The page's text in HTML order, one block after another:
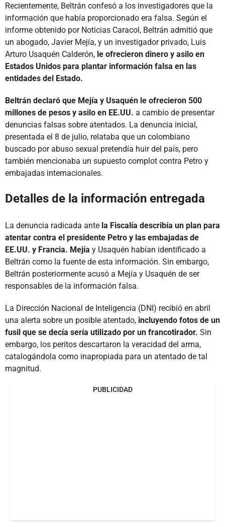
Recientemente, Beltrán confesó a los investigadores que la
información que había proporcionado era falsa. Según el
informe obtenido por Noticias Caracol, Beltrán admitió que
un abogado, Javier Mejía, y un investigador privado, Luis
Arturo Usaquén Calderón, le ofrecieron dinero y asilo en
Estados Unidos para plantar información falsa en las
entidades del Estado.
Beltrán declaró que Mejía y Usaquén le ofrecieron 500
millones de pesos y asilo en EE.UU. a cambio de presentar
denuncias falsas sobre atentados. La denuncia inicial,
presentada el 8 de julio, relataba que un colombiano
buscado por abuso sexual pretendía huir del país, pero
también mencionaba un supuesto complot contra Petro y
embajadas internacionales.
Detalles de la información entregada
La denuncia radicada ante la Fiscalía describía un plan para
atentar contra el presidente Petro y las embajadas de
EE.UU. y Francia. Mejía y Usaquén habían identificado a
Beltrán como la fuente de esta información. Sin embargo,
Beltrán posteriormente acusó a Mejía y Usaquén de ser
responsables de la información falsa.
La Dirección Nacional de Inteligencia (DNI) recibió en abril
una alerta sobre un posible atentado, incluyendo fotos de un
fusil que se decía sería utilizado por un francotirador. Sin
embargo, los peritos descartaron la veracidad del arma,
catalogándola como inapropiada para un atentado de tal
magnitud.
PUBLICIDAD